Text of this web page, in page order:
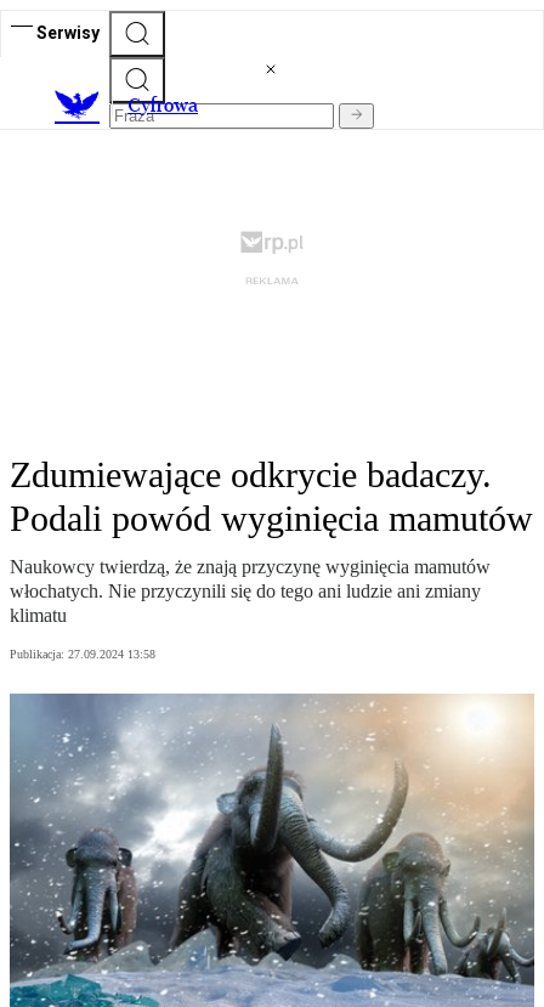
Serwisy
Cyfrowa
Zdumiewające odkrycie badaczy.
Podali powód wyginięcia mamutów
Naukowcy twierdzą, że znają przyczynę wyginięcia mamutów
włochatych. Nie przyczynili się do tego ani ludzie ani zmiany
klimatu
Publikacja: 27.09.2024 13:58